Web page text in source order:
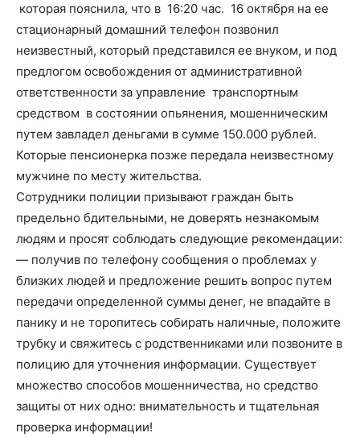
которая пояснила, что в 16:20 час. 16 октября на ее
стационарный домашний телефон позвонил
неизвестный, который представился ее внуком, и под
предлогом освобождения от административной
ответственности за управление транспортным
средством в состоянии опьянения, мошенническим
путем завладел деньгами в сумме 150.000 рублей.
Которые пенсионерка позже передала неизвестному
мужчине по месту жительства.
Сотрудники полиции призывают граждан быть
предельно бдительными, не доверять незнакомым
людям и просят соблюдать следующие рекомендации:
— получив по телефону сообщения о проблемах у
близких людей и предложение решить вопрос путем
передачи определенной суммы денег, не впадайте в
панику и не торопитесь собирать наличные, положите
трубку и свяжитесь с родственниками или позвоните в
полицию для уточнения информации. Существует
множество способов мошенничества, но средство
защиты от них одно: внимательность и тщательная
проверка информации!